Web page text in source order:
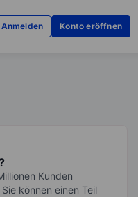
Anmelden Konto eröffnen
Kunden
können einen Teil